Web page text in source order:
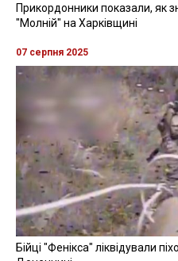
Прикордонники показали, як
"Молній" на Харківщині
07 серпня 2025
Бійці "Фенікса" ліквідували